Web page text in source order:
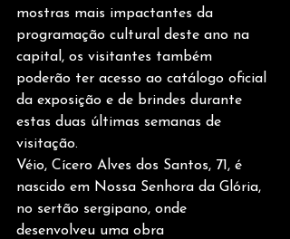
mostras mais impactantes da
programação cultural deste ano na
capital, os visitantes também
poderão ter acesso ao catálogo oficial
da exposição e de brindes durante
estas duas últimas semanas de
visitação.
Véio, Cícero Alves dos Santos, 71, é
nascido em Nossa Senhora da Glória,
no sertão sergipano, onde
desenvolveu uma obra